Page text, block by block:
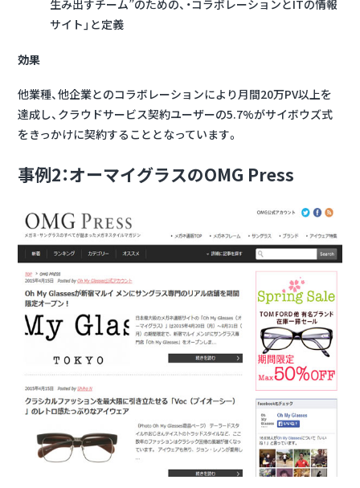
生み出すチーム”のための、・コラボレーションとITの情報
サイト」と定義
効果
他業種、他企業とのコラボレーションにより月間20万PV以上を
達成し、 クラウドサービス契約ユーザーの5.7%がサイボウズ式
をきっかけに契約することとなっています。
事例2：オーマイグラスのOMG Press